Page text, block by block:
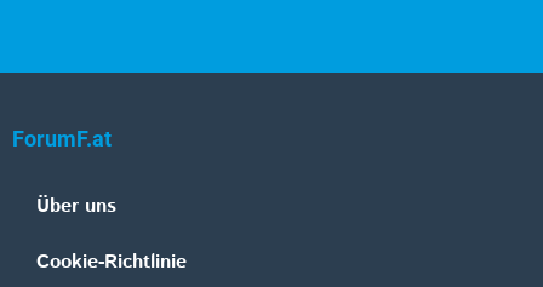
ForumF.at
Über uns
Cookie-Richtlinie